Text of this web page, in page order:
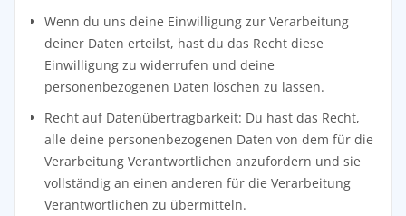
Wenn du uns deine Einwilligung zur Verarbeitung
deiner Daten erteilst, hast du das Recht diese
Einwilligung zu widerrufen und deine
personenbezogenen Daten löschen zu lassen.
Recht auf Datenübertragbarkeit: Du hast das Recht,
alle deine personenbezogenen Daten von dem für die
Verarbeitung Verantwortlichen anzufordern und sie
vollständig an einen anderen für die Verarbeitung
Verantwortlichen zu übermitteln.